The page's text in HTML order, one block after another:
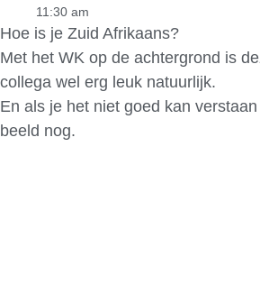
11:30 am
Hoe is je Zuid Afrikaans?
Met het WK op de achtergrond is
collega wel erg leuk natuurlijk.
En als je het niet goed kan
beeld nog.